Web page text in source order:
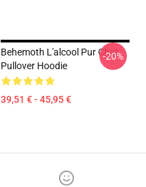
Behemoth L'alcool Pur Chat
Pullover Hoodie
39,51 € - 45,95 €
-20%